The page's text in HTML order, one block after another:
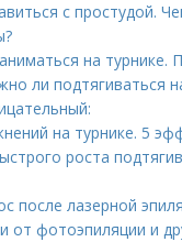
с простудой.
на турнике.
ли подтягиваться
на турнике. 5
роста
после лазерной
от фотоэпиляции и